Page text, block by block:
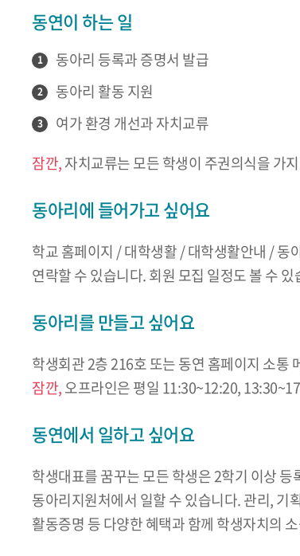
동연이 하는 일
1 동아리 등록과 증명서 발급
2 동아리 활동 지원
3
여가 환경 개선과 자치교류
잠깐,자치교류는 모든 학생이 주권의식을 가
동아리에 들어가고 싶어요
학교 홈페이지 / 대학생활 / 대학생활안내 / 동
연락할 수 있습니다. 회원 모집 일정도 볼 수 있
동아리를 만들고 싶어요
학생회관 2층 216호 또는 동연 홈페이지 소통
잠깐,오프라인은 평일 11:30~12:20,
동연에서 일하고 싶어요
학생대표를 꿈꾸는 모든 학생은 2학기 이상
동아리지원처에서 일할 수 있습니다. 관리, 기
활동증명 등 다양한 혜택과 함께 학생자치의